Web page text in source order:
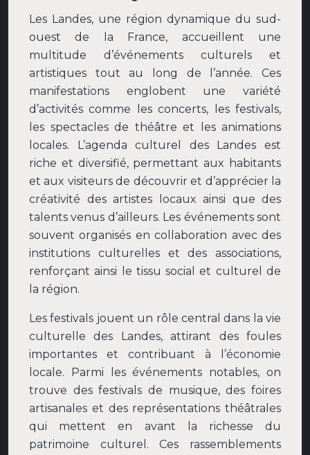
Les Landes, une région dynamique du sud-
ouest de la France, accueillent une
multitude d’événements culturels et
artistiques tout au long de l’année. Ces
manifestations englobent une variété
d’activités comme les concerts, les festivals,
les spectacles de théâtre et les animations
locales. L’agenda culturel des Landes est
riche et diversifié, permettant aux habitants
et aux visiteurs de découvrir et d’apprécier la
créativité des artistes locaux ainsi que des
talents venus d’ailleurs. Les événements sont
souvent organisés en collaboration avec des
institutions culturelles et des associations,
renforçant ainsi le tissu social et culturel de
la région.
Les festivals jouent un rôle central dans la vie
culturelle des Landes, attirant des foules
importantes et contribuant à l’économie
locale. Parmi les événements notables, on
trouve des festivals de musique, des foires
artisanales et des représentations théâtrales
qui mettent en avant la richesse du
patrimoine culturel. Ces rassemblements